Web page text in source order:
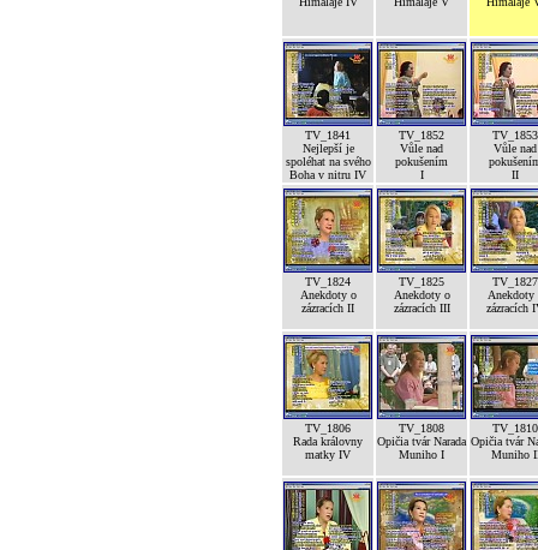
TV_1841
Nejlepší je
spoléhat na svého
Boha v nitru IV
TV_1852
Vůle nad
pokušením
I
TV_1853
Vůle nad
II
TV_1824
Anekdoty o
zázracích II
TV_1825
Anekdoty o
zázracích III
TV_1827
Anekdoty
zázracích
TV_1806
Rada královny
matky IV
TV_1808
Opičia tvár Narada
Muniho I
TV_1810
Opičia tvár
Muniho